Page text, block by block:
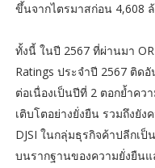
ขึ้นจากไตรมาสก่อน 4,608
ทั้งนี้ ในปี 2567 ที่ผ่านมา
Ratings ประจำปี 2567 ติด
ต่อเนื่องเป็นปีที่ 2 ตอกย้ำคว
เติบโตอย่างยั่งยืน รวมถึงยั
DJSI ในกลุ่มธุรกิจค้าปลีกเ
บนรากฐานของความยั่งยืน